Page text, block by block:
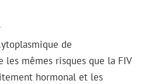
.
de
les mêmes risques que la FIV
hormonal et les